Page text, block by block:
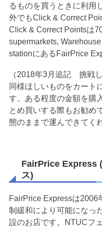
るものを買うときに利用
外でもClick & Correct
Click & Correct Pointsは
supermarkets,
stationにあるFairPrice
（2018年3月追記 挑戦
同様ほしいものをカート
す。ある程度の金額を購
とめ買いする際もお勧め
態のままで運んできてく
FairPrice Express
ス)
FairPrice Expressは2006
制緩和により可能になっ
設のお店です。NTUCフ